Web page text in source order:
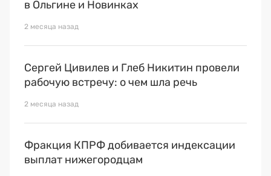
в Ольгине и Новинках
2 месяца назад
Сергей Цивилев и Глеб Никитин провели
рабочую встречу: о чем шла речь
2 месяца назад
Фракция КПРФ добивается индексации
выплат нижегородцам